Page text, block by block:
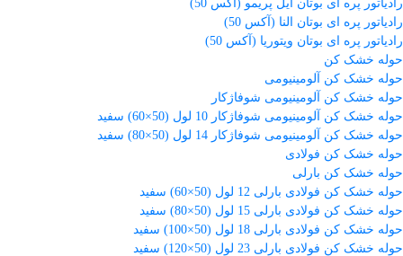
رادیاتور پره ای بوتان ایل پریمو (آکس 50)
رادیاتور پره ای بوتان النا (آکس 50)
رادیاتور پره ای بوتان ویتوریا (آکس 50)
حوله خشک کن
حوله خشک کن آلومینیومی
حوله خشک کن آلومینیومی شوفاژکار
حوله خشک کن آلومینیومی شوفاژکار 10 لول (50×60) سفید
حوله خشک کن آلومینیومی شوفاژکار 14 لول (50×80) سفید
حوله خشک کن فولادی
حوله خشک کن بارلی
حوله خشک کن فولادی بارلی 12 لول (50×60) سفید
حوله خشک کن فولادی بارلی 15 لول (50×80) سفید
حوله خشک کن فولادی بارلی 18 لول (50×100) سفید
حوله خشک کن فولادی بارلی 23 لول (50×120) سفید